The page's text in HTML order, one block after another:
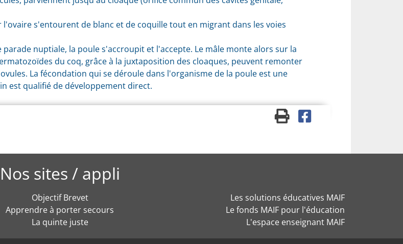
s'entourent de blanc et de coquille tout en migrant dans les voies
nuptiale, la poule s'accroupit et l'accepte. Le mâle monte alors sur la
du coq, grâce à la juxtaposition des cloaques, peuvent remonter
La fécondation qui se déroule dans l'organisme de la poule est une
est qualifié de développement direct.
Nos sites / appli
Objectif Brevet
Apprendre à porter secours
La quinte juste
Les solutions éducatives MAIF
Le fonds MAIF pour l'éducation
L'espace enseignant MAIF